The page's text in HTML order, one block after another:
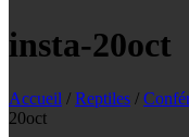
insta-20oct
Accueil / Reptiles /
20oct